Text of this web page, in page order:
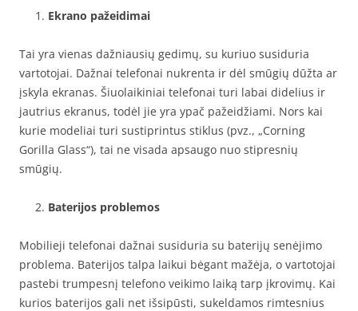
Ekrano pažeidimai
Tai yra vienas dažniausių gedimų, su kuriuo susiduria
vartotojai. Dažnai telefonai nukrenta ir dėl smūgių dūžta ar
įskyla ekranas. Šiuolaikiniai telefonai turi labai didelius ir
jautrius ekranus, todėl jie yra ypač pažeidžiami. Nors kai
kurie modeliai turi sustiprintus stiklus (pvz., „Corning
Gorilla Glass“), tai ne visada apsaugo nuo stipresnių
smūgių.
Baterijos problemos
Mobilieji telefonai dažnai susiduria su baterijų senėjimo
problema. Baterijos talpa laikui bėgant mažėja, o vartotojai
pastebi trumpesnį telefono veikimo laiką tarp įkrovimų. Kai
kurios baterijos gali net išsipūsti, sukeldamos rimtesnius